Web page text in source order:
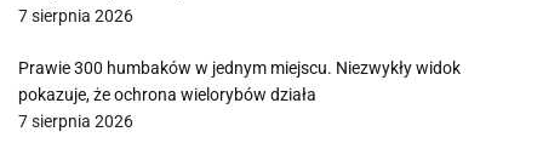
7 sierpnia 2026
Prawie 300 humbaków w jednym miejscu. Niezwykły widok
pokazuje, że ochrona wielorybów działa
7 sierpnia 2026